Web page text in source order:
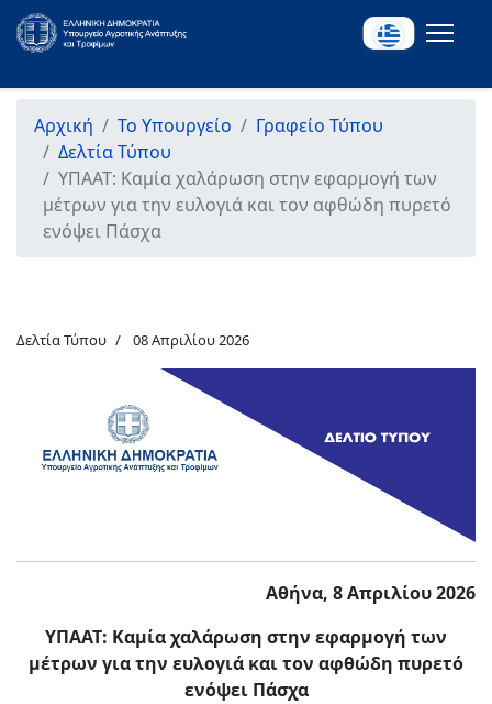
Αρχική Το Υπουργείο
Γραφείο Τύπου
Δελτία Τύπου
ΥΠΑΑΤ: Καμία χαλάρωση στην εφαρμογή των
μέτρων για την ευλογιά και τον αφθώδη πυρετό
ενόψει Πάσχα
Δελτία Τύπου 08 Απριλίου 2026
Αθήνα, 8 Απριλίου 2026
ΥΠΑΑΤ: Καμία χαλάρωση στην εφαρμογή των
μέτρων για την ευλογιά και τον αφθώδη πυρετό
ενόψει Πάσχα